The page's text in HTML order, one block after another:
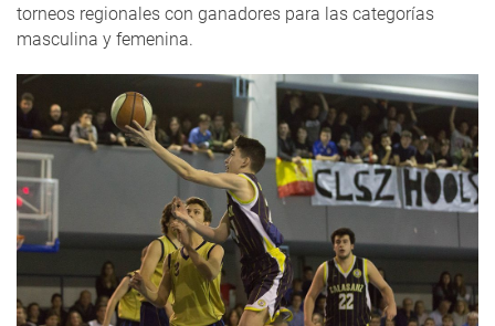
torneos regionales con ganadores para las categorías
masculina y femenina.